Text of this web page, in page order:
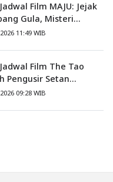
Film MAJU: Jejak
Gula, Misteri
di Lokasi Jambore
11:49 WIB
Film The Tao
Pengusir Setan
Mematikan
09:28 WIB